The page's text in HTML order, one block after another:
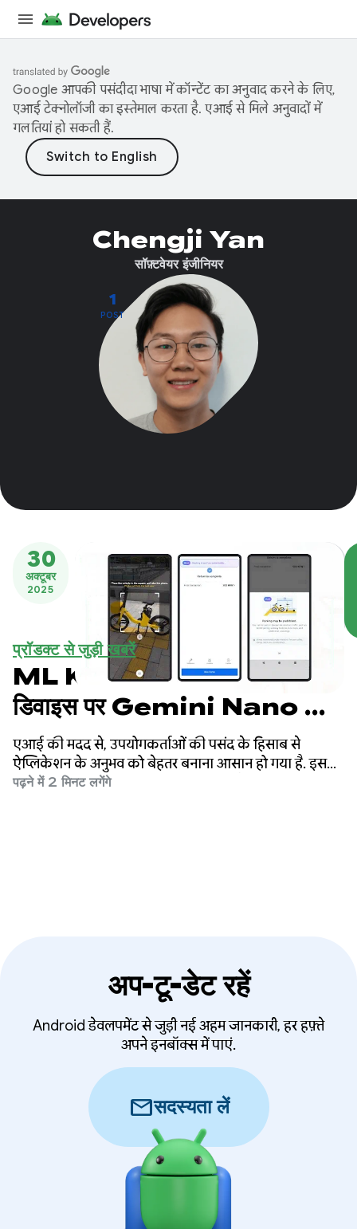
Google आपकी पसंदीदा भाषा में कॉन्टेंट का अनुवाद करने के लिए,
एआई टेक्नोलॉजी का इस्तेमाल करता है. एआई से मिले अनुवादों में
गलतियां हो सकती हैं.
1
POST
Chengji Yan
सॉफ़्टवेयर इंजीनियर
30
अक्टूबर
2025
प्रॉडक्ट से जुड़ी खबरें
ML Kit का Prompt API:
डिवाइस पर Gemini Nano की
कस्टम सुविधाएं अनलॉक करें
एआई की मदद से, उपयोगकर्ताओं की पसंद के हिसाब से
ऐप्लिकेशन के अनुभव को बेहतर बनाना आसान हो गया है. इससे
कॉन्टेंट को उपयोगकर्ताओं के लिए सही फ़ॉर्मैट में बदला जा
पढ़ने में 2 मिनट लगेंगे
अप-टू-डेट रहें
Android डेवलपमेंट से जुड़ी नई अहम जानकारी, हर हफ़्ते
अपने इनबॉक्स में पाएं.
mailसदस्यता लें